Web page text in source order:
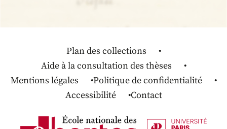
Plan des collections
Aide à la consultation des thèses
Mentions légales
Politique de confidentialité
Accessibilité
Contact